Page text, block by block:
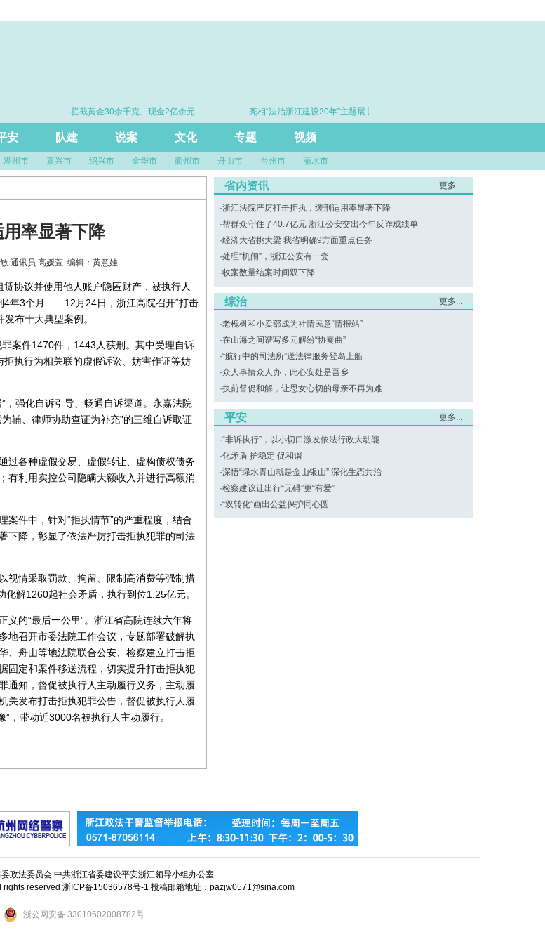
·拦截黄金30余千克、现金2亿余元
·亮相“法治浙江建设20年”主题展 浙江打造的这把“标
安 队建 说案 文化 专题 视频
湖州市 嘉兴市 绍兴市 金华市 衢州市 舟山市 台州市 丽水市
率显著下降
通讯员 高媛萱 编辑：黄意娃
协议并使用他人账户隐匿财产，被执行人
4年3个月……12月24日，浙江高院召开“打击
布十大典型案例。
案件1470件，1443人获刑。其中受理自诉
执行为相关联的虚假诉讼、妨害作证等妨
，强化自诉引导、畅通自诉渠道。永嘉法院
辅、律师协助查证为补充”的三维自诉取证
过各种虚假交易、虚假转让、虚构债权债务
有利用实控公司隐瞒大额收入并进行高额消
件中，针对“拒执情节”的严重程度，结合
下降，彰显了依法严厉打击拒执犯罪的司法
视情采取罚款、拘留、限制高消费等强制措
解1260起社会矛盾，执行到位1.25亿元。
的“最后一公里”。浙江省高院连续六年将
地召开市委法院工作会议，专题部署破解执
、舟山等地法院联合公安、检察建立打击拒
固定和案件移送流程，切实提升打击拒执犯
通知，督促被执行人主动履行义务，主动履
关发布打击拒执犯罪公告，督促被执行人履
，带动近3000名被执行人主动履行。
省内资讯 更多...
·浙江法院严厉打击拒执，缓刑适用率显著下降
·帮群众守住了40.7亿元 浙江公安交出今年反诈成绩单
·经济大省挑大梁 我省明确9方面重点任务
·处理“机闹”，浙江公安有一套
·收案数量结案时间双下降
综治 更多...
·老槐树和小卖部成为社情民意“情报站”
·在山海之间谱写多元解纷“协奏曲”
·“航行中的司法所”送法律服务登岛上船
·众人事情众人办，此心安处是吾乡
·执前督促和解，让思女心切的母亲不再为难
平安 更多...
·“非诉执行”，以小切口激发依法行政大动能
·化矛盾 护稳定 促和谐
·深悟“绿水青山就是金山银山” 深化生态共治
·检察建议让出行“无碍”更“有爱”
·“双转化”画出公益保护同心圆
政法委员会 中共浙江省委建设平安浙江领导小组办公室
reserved 浙ICP备15036578号-1 投稿邮箱地址：pazjw0571@sina.com
浙公网安备 33010602008782号